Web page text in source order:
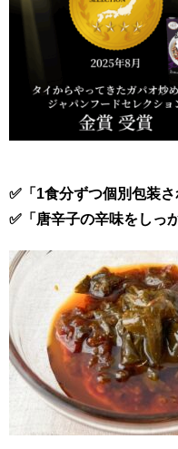
✅「1食分ずつ個別包装さ
✅「唐辛子の辛味をしっ